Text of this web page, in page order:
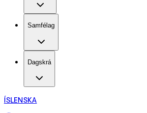
Samfélag
Dagskrá
ÍSLENSKA